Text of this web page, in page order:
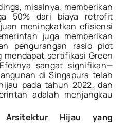
misalnya, memberikan
50% dari biaya retrofit
meningkatkan efisiensi
juga memberikan
pengurangan rasio plot
sertifikasi Green
sangat signifikan—
di Singapura telah
pada tahun 2022, dan
adalah menjangkau
Arsitektur Hijau yang